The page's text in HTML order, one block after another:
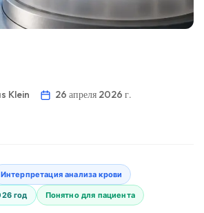
Klein
26 апреля 2026 г.
Интерпретация анализа крови
год Понятно для пациента